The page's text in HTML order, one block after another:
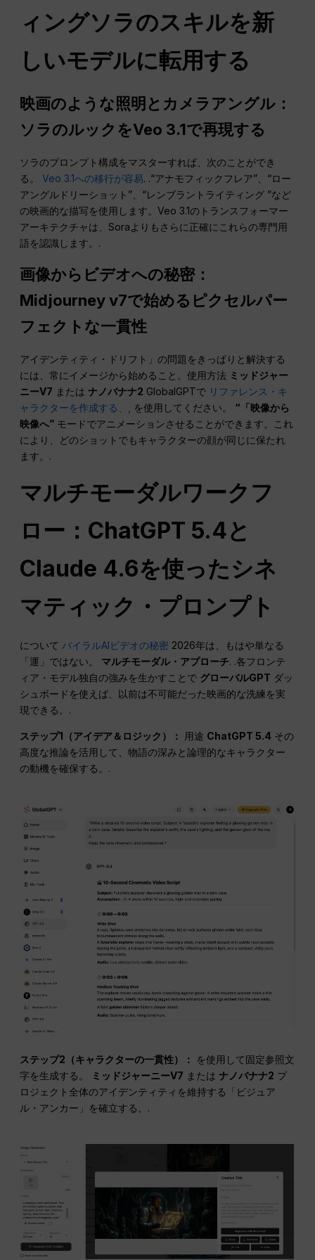
ィングソラのスキルを新
しいモデルに転用する
映画のような照明とカメラアングル：
ソラのルックをVeo 3.1で再現する
ソラのプロンプト構成をマスターすれば、次のことができ
る。Veo 3.1への移行が容易. .“アナモフィックフレア”、“ロー
アングルドリーショット”、“レンブラントライティング ”など
の映画的な描写を使用します。Veo 3.1のトランスフォーマー
アーキテクチャは、Soraよりもさらに正確にこれらの専門用
語を認識します。.
画像からビデオへの秘密：
Midjourney v7で始めるピクセルパー
フェクトな一貫性
アイデンティティ・ドリフト」の問題をきっぱりと解決する
には、常にイメージから始めること。使用方法 ミッドジャー
ニーV7 またはナノバナナ2 GlobalGPTで リファレンス・キ
ャラクターを作成する、,
を使用してください。 “「映像から
映像へ” モードでアニメーションさせることができます。これ
により、どのショットでもキャラクターの顔が同じに保たれ
ます。.
マルチモーダルワークフ
ロー：ChatGPT 5.4と
Claude 4.6を使ったシネ
マティック・プロンプト
について バイラルAIビデオの秘密 2026年は、もはや単なる
「運」ではない。 マルチモーダル・アプローチ. .各フロンテ
ィア・モデル独自の強みを生かすことで グローバルGPT ダッ
シュボードを使えば、以前は不可能だった映画的な洗練を実
現できる。.
ステップ1（アイデア＆ロジック）： 用途 ChatGPT 5.4 その
高度な推論を活用して、物語の深みと論理的なキャラクター
の動機を確保する。.
ステップ2（キャラクターの一貫性）：
を使用して固定参照文
字を生成する。
ミッドジャーニーV7 またはナノバナナ2 プ
ロジェクト全体のアイデンティティを維持する「ビジュア
ル・アンカー」を確立する。.